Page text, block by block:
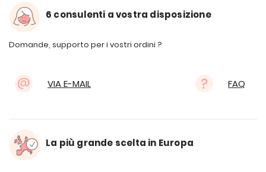
6 consulenti a vostra disposizione
Domande, supporto per i vostri ordini ?
VIA E-MAIL FAQ
La più grande scelta in Europa